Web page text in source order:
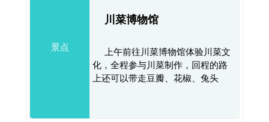
景点
川菜博物馆
上午前往川菜博物馆体验川菜文
化，全程参与川菜制作，回程的路
上还可以带走豆瓣、花椒、兔头